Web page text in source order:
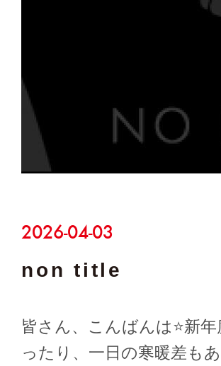
2026-04-03
non title
皆さん、こんばんは⭐新
ったり、一日の寒暖差も